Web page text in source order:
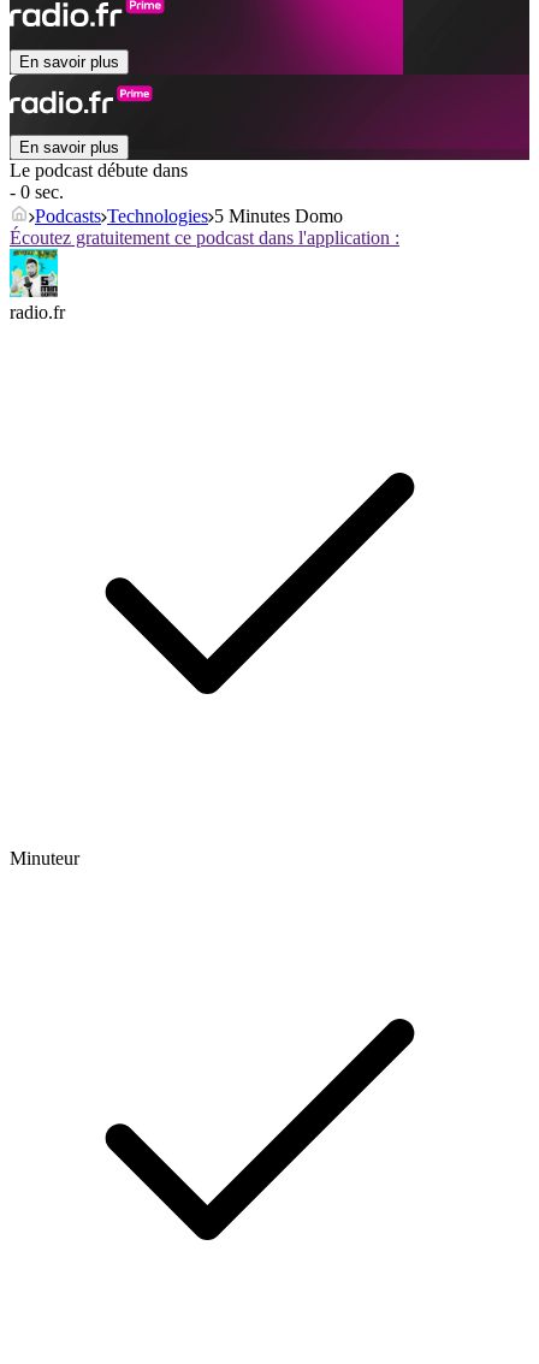
En savoir plus
En savoir plus
Le podcast débute dans
- 0 sec.
Podcasts Technologies 5 Minutes Domo
Écoutez gratuitement ce podcast dans l'application :
radio.fr
Minuteur